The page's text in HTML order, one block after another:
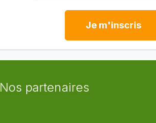
Je m'inscris
Nos partenaires